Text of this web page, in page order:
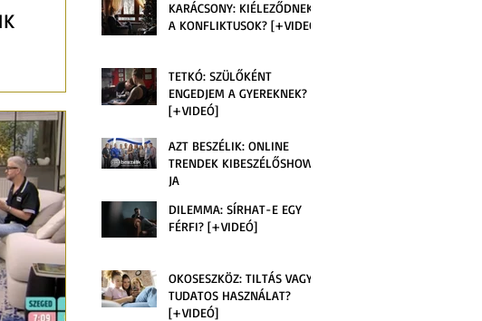
KARÁCSONY: KIÉLEZŐDNEK
A KONFLIKTUSOK? [+VIDEÓ]
TETKÓ: SZÜLŐKÉNT
ENGEDJEM A GYEREKNEK?
[+VIDEÓ]
AZT BESZÉLIK: ONLINE
TRENDEK KIBESZÉLŐSHOW-
JA
DILEMMA: SÍRHAT-E EGY
FÉRFI? [+VIDEÓ]
OKOSESZKÖZ: TILTÁS VAGY
TUDATOS HASZNÁLAT?
[+VIDEÓ]